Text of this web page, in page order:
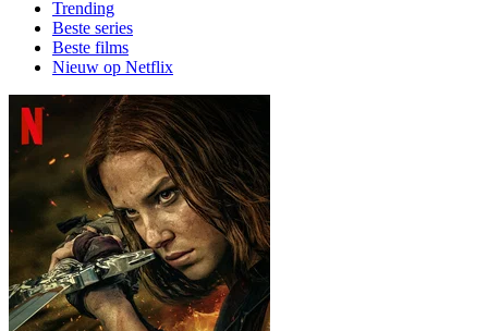
Trending
Beste series
Beste films
Nieuw op Netflix